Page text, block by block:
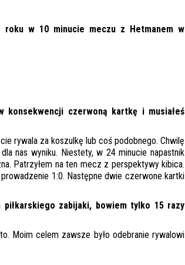
roku w 10 minucie meczu z Hetmanem w
konsekwencji czerwoną kartkę i musiałeś
rywala za koszulkę lub coś podobnego. Chwilę
nas wyniku. Niestety, w 24 minucie napastnik
Patrzyłem na ten mecz z perspektywy kibica.
1:0. Następne dwie czerwone kartki
zabijaki, bowiem tylko 15 razy
Moim celem zawsze było odebranie rywalowi